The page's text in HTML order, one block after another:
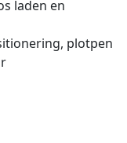
laden en
plotpen